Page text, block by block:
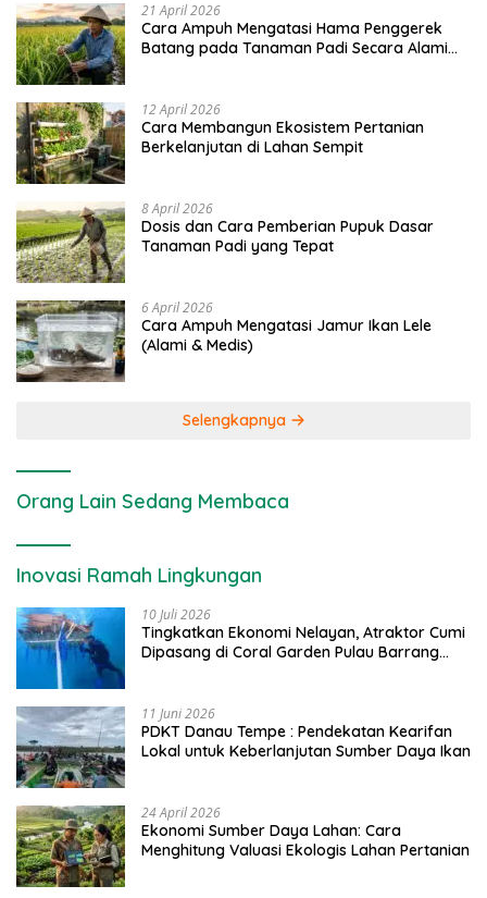
21 April 2026
Cara Ampuh Mengatasi Hama Penggerek
Batang pada Tanaman Padi Secara Alami
12 April 2026
Cara Membangun Ekosistem Pertanian
Berkelanjutan di Lahan Sempit
8 April 2026
Dosis dan Cara Pemberian Pupuk Dasar
Tanaman Padi yang Tepat
6 April 2026
Cara Ampuh Mengatasi Jamur Ikan Lele
(Alami & Medis)
Selengkapnya
Orang Lain Sedang Membaca
Inovasi Ramah Lingkungan
10 Juli 2026
Tingkatkan Ekonomi Nelayan, Atraktor Cumi
Dipasang di Coral Garden Pulau Barrang
11 Juni 2026
PDKT Danau Tempe : Pendekatan Kearifan
Lokal untuk Keberlanjutan Sumber Daya Ikan
24 April 2026
Ekonomi Sumber Daya Lahan: Cara
Menghitung Valuasi Ekologis Lahan Pertanian